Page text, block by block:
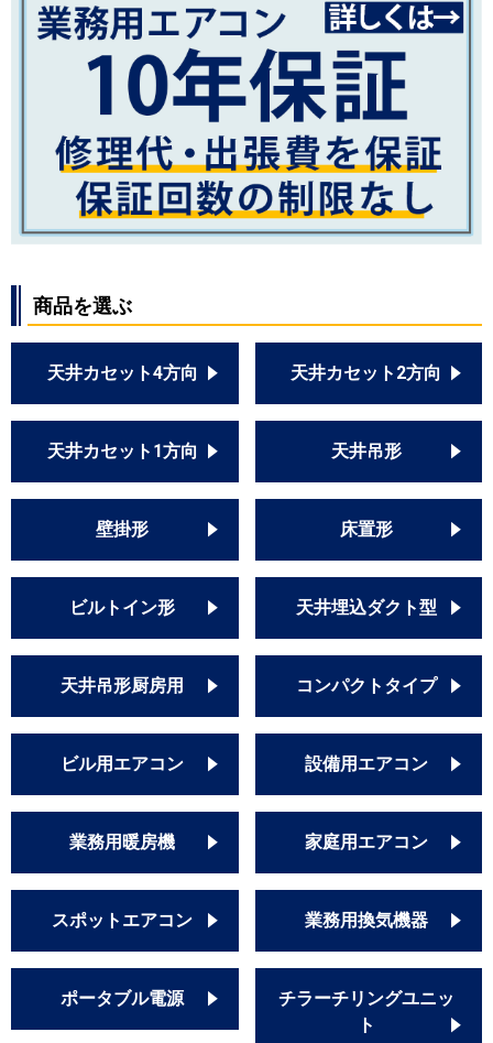
商品を選ぶ
天井カセット4方向 天井カセット2方向
天井カセット1方向 天井吊形
壁掛形 床置形
ビルトイン形 天井埋込ダクト型
天井吊形厨房用 コンパクトタイプ
ビル用エアコン 設備用エアコン
業務用暖房機 家庭用エアコン
スポットエアコン 業務用換気機器
ポータブル電源
チラーチリングユニッ
ト